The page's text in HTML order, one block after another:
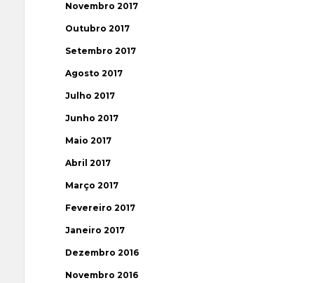
Novembro 2017
Outubro 2017
Setembro 2017
Agosto 2017
Julho 2017
Junho 2017
Maio 2017
Abril 2017
Março 2017
Fevereiro 2017
Janeiro 2017
Dezembro 2016
Novembro 2016